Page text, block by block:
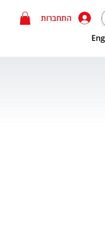
התחברות